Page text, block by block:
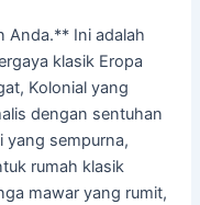
Anda.** Ini adalah
klasik Eropa
Kolonial yang
dengan sentuhan
yang sempurna,
rumah klasik
mawar yang rumit,